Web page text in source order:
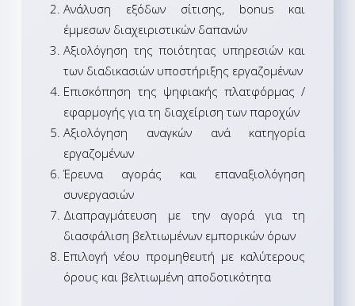
Ανάλυση εξόδων σίτισης, bonus και
έμμεσων διαχειριστικών δαπανών
Αξιολόγηση της ποιότητας υπηρεσιών και
των διαδικασιών υποστήριξης εργαζομένων
Επισκόπηση της ψηφιακής πλατφόρμας /
εφαρμογής για τη διαχείριση των παροχών
Αξιολόγηση αναγκών ανά κατηγορία
εργαζομένων
Έρευνα αγοράς και επαναξιολόγηση
συνεργασιών
Διαπραγμάτευση με την αγορά για τη
διασφάλιση βελτιωμένων εμπορικών όρων
Επιλογή νέου προμηθευτή με καλύτερους
όρους και βελτιωμένη αποδοτικότητα